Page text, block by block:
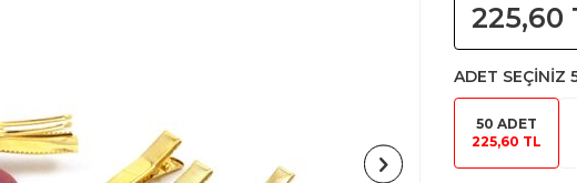
225,60
ADET SEÇİNİZ
50 ADET
225,60 TL